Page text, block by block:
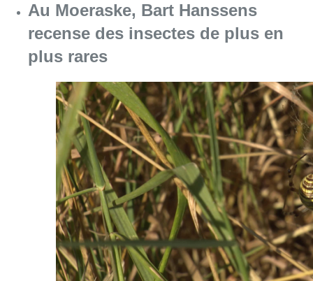
Au Moeraske, Bart Hanssens
recense des insectes de plus en
plus rares